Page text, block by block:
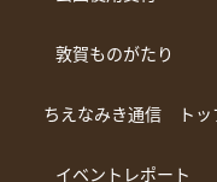
敦賀ものがたり
ちえなみき通信 トッ
イベントレポート